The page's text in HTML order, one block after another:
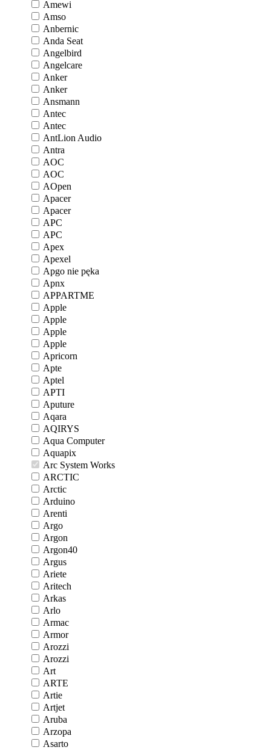
Amewi
Amso
Anbernic
Anda Seat
Angelbird
Angelcare
Anker
Anker
Ansmann
Antec
Antec
AntLion Audio
Antra
AOC
AOC
AOpen
Apacer
Apacer
APC
APC
Apex
Apexel
Apgo nie pęka
Apnx
APPARTME
Apple
Apple
Apple
Apple
Apricorn
Apte
Aptel
APTI
Aputure
Aqara
AQIRYS
Aqua Computer
Aquapix
Arc System Works
ARCTIC
Arctic
Arduino
Arenti
Argo
Argon
Argon40
Argus
Ariete
Aritech
Arkas
Arlo
Armac
Armor
Arozzi
Arozzi
Art
ARTE
Artie
Artjet
Aruba
Arzopa
Asarto